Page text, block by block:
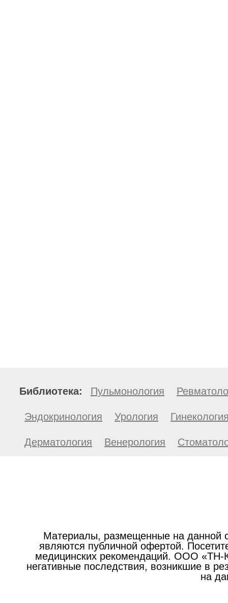
Библиотека: Пульмонология
Эндокринология Урология
Дерматология Венерология
Материалы, размещенные на данной
являются публичной офертой.
медицинских рекомендаций. ООО «ТН-
негативные последствия, возникшие в
на